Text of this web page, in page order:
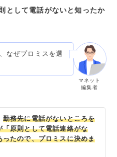
として電話がないと知ったか
なぜプロミスを選
マネット
編集者
勤務先に電話がないところを
「原則として電話連絡がな
ったので、プロミスに決めま